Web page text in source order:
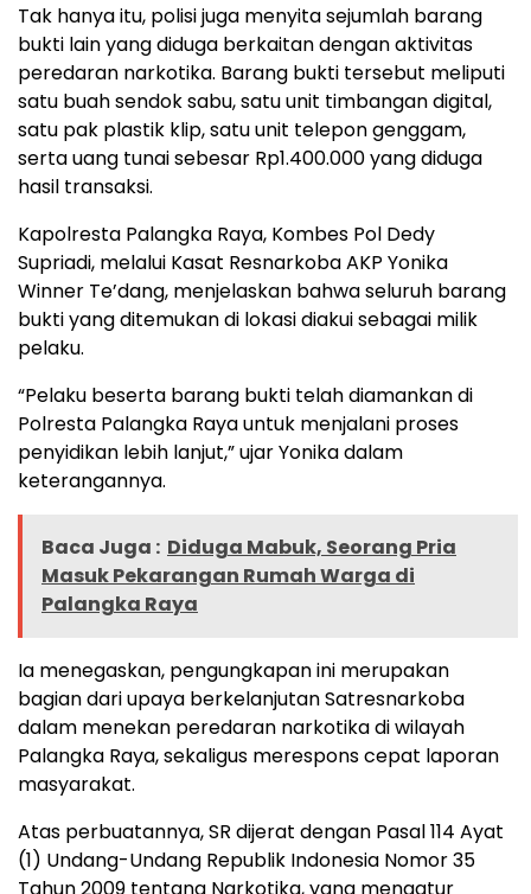
Tak hanya itu, polisi juga menyita sejumlah barang
bukti lain yang diduga berkaitan dengan aktivitas
peredaran narkotika. Barang bukti tersebut meliputi
satu buah sendok sabu, satu unit timbangan digital,
satu pak plastik klip, satu unit telepon genggam,
serta uang tunai sebesar Rp1.400.000 yang diduga
hasil transaksi.
Kapolresta Palangka Raya, Kombes Pol Dedy
Supriadi, melalui Kasat Resnarkoba AKP Yonika
Winner Te’dang, menjelaskan bahwa seluruh barang
bukti yang ditemukan di lokasi diakui sebagai milik
pelaku.
“Pelaku beserta barang bukti telah diamankan di
Polresta Palangka Raya untuk menjalani proses
penyidikan lebih lanjut,” ujar Yonika dalam
keterangannya.
Baca Juga : Diduga Mabuk, Seorang Pria
Masuk Pekarangan Rumah Warga di
Palangka Raya
Ia menegaskan, pengungkapan ini merupakan
bagian dari upaya berkelanjutan Satresnarkoba
dalam menekan peredaran narkotika di wilayah
Palangka Raya, sekaligus merespons cepat laporan
masyarakat.
Atas perbuatannya, SR dijerat dengan Pasal 114 Ayat
(1) Undang-Undang Republik Indonesia Nomor 35
Tahun 2009 tentang Narkotika, yang mengatur